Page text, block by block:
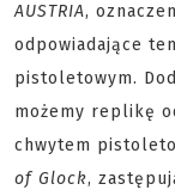
AUSTRIA,
odpowiadające
pistoletowym.
możemy replikę
chwytem
of Glock,